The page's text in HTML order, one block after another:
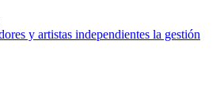
y artistas independientes la gestión